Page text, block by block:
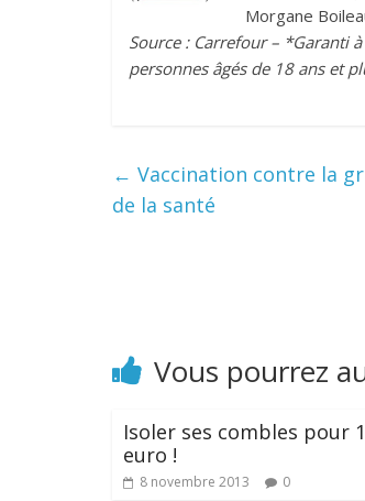
Morgane
Source : Carrefour – *Garanti
personnes âgés de 18 ans et
← Vaccination contre la
de la santé
Vous pourrez
Isoler ses combles pour 1
euro !
8 novembre 2013 0